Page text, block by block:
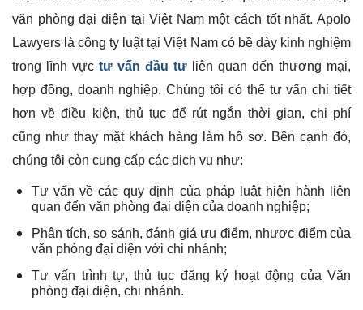
văn phòng đại diện tại Việt Nam một cách tốt nhất. Apolo
Lawyers là công ty luật tại Việt Nam có bề dày kinh nghiệm
trong lĩnh vực tư vấn đầu tư liên quan đến thương mại,
hợp đồng, doanh nghiệp. Chúng tôi có thể tư vấn chi tiết
hơn về điều kiện, thủ tục để rút ngắn thời gian, chi phí
cũng như thay mặt khách hàng làm hồ sơ. Bên cạnh đó,
chúng tôi còn cung cấp các dịch vụ như:
Tư vấn về các quy định của pháp luật hiện hành liên
quan đến văn phòng đại diện của doanh nghiệp;
Phân tích, so sánh, đánh giá ưu điểm, nhược điểm của
văn phòng đại diện với chi nhánh;
Tư vấn trình tự, thủ tục đăng ký hoạt động của Văn
phòng đại diện, chi nhánh.